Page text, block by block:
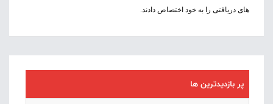
های دریافتی را به خود اختصاص دادند.
پر بازدیدترین ها